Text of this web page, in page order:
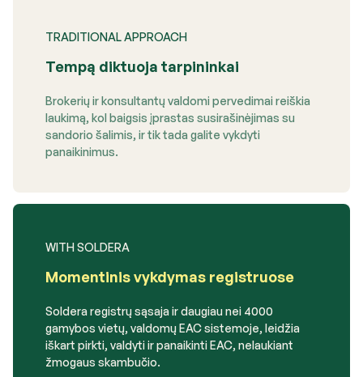
TRADITIONAL APPROACH
Tempą diktuoja tarpininkai
Brokerių ir konsultantų valdomi pervedimai reiškia
laukimą, kol baigsis įprastas susirašinėjimas su
sandorio šalimis, ir tik tada galite vykdyti
panaikinimus.
WITH SOLDERA
Momentinis vykdymas registruose
Soldera registrų sąsaja ir daugiau nei 4000
gamybos vietų, valdomų EAC sistemoje, leidžia
iškart pirkti, valdyti ir panaikinti EAC, nelaukiant
žmogaus skambučio.